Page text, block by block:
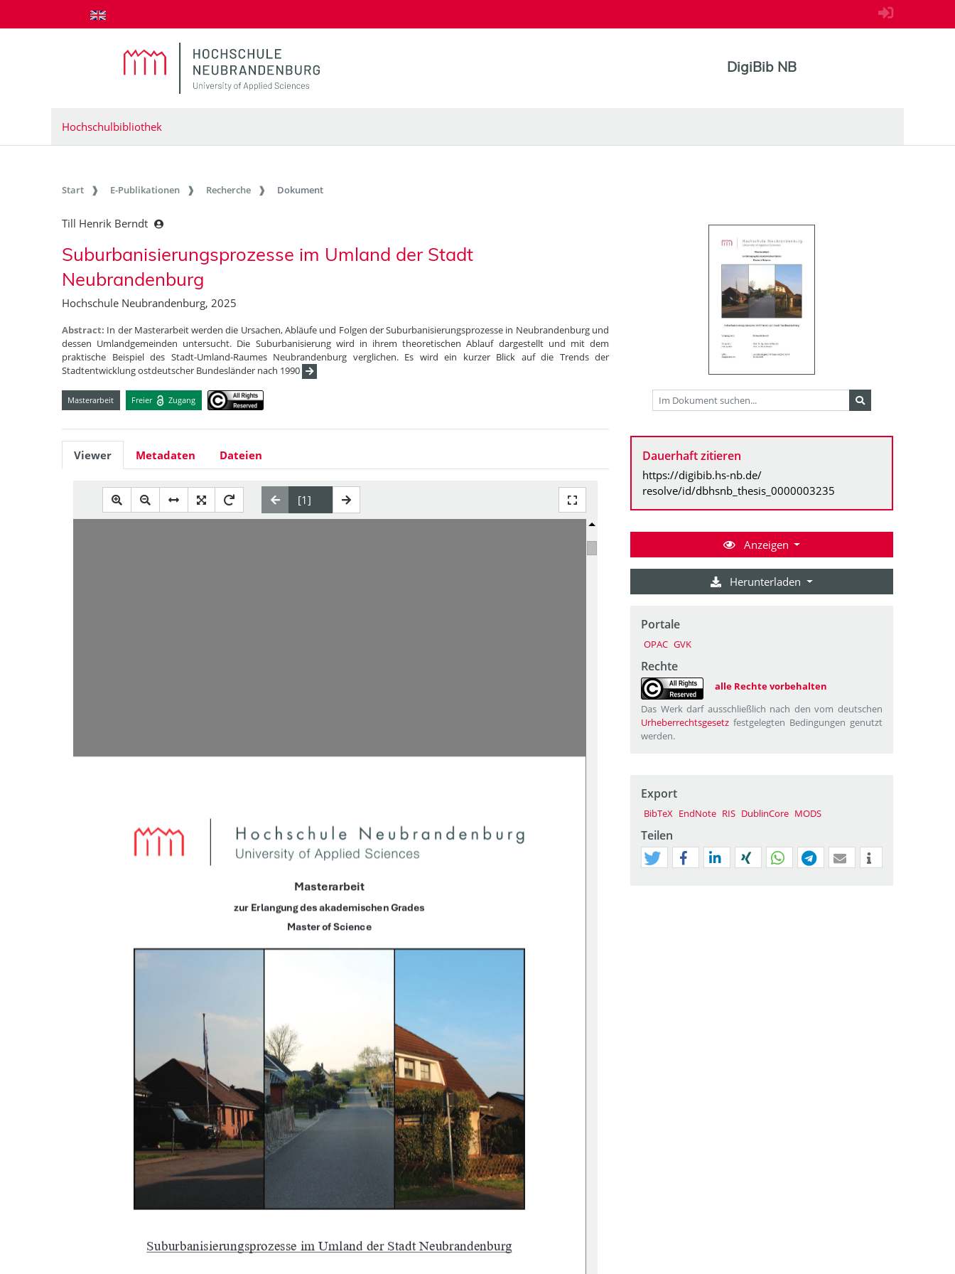
zum Inhalt springen
DigiBib NB
Hochschulbibliothek
Start E-Publikationen Recherche Dokument
Till Henrik Berndt
Suburbanisierungsprozesse im Umland der Stadt
Neubrandenburg
Hochschule Neubrandenburg, 2025
Abstract: In der Masterarbeit werden die Ursachen, Abläufe und Folgen der Suburbanisierungsprozesse in Neubrandenburg und
dessen Umlandgemeinden untersucht. Die Suburbanisierung wird in ihrem theoretischen Ablauf dargestellt und mit dem
praktische Beispiel des Stadt-Umland-Raumes Neubrandenburg verglichen. Es wird ein kurzer Blick auf die Trends der
Stadtentwicklung ostdeutscher Bundesländer nach 1990
Masterarbeit Freier Zugang
Viewer Metadaten Dateien
Masterarbeit
zur Erlangung des akademischen Grades
Master of Science
Suburbanisierungsprozesse im Umland der Stadt Neubrandenburg
Dauerhaft zitieren
https://digibib.hs-nb.de/
resolve/id/dbhsnb_thesis_0000003235
Anzeigen
Herunterladen
Portale
OPAC GVK
Rechte
alle Rechte vorbehalten
Das Werk darf ausschließlich nach den vom deutschen
Urheberrechtsgesetz festgelegten Bedingungen genutzt
werden.
Export
BibTeX EndNote RIS DublinCore MODS
Teilen